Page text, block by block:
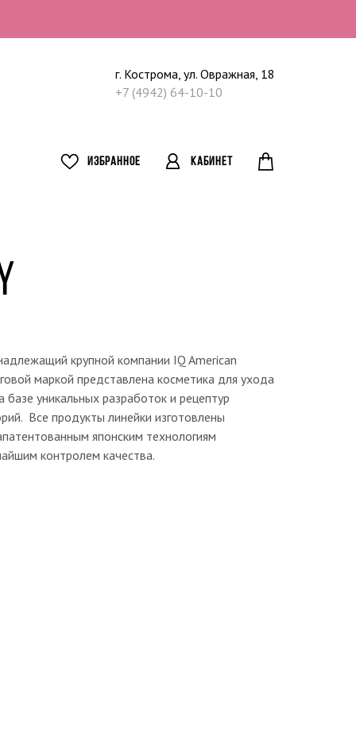
г. Кострома, ул. Овражная, 18
+7 (4942) 64-10-10
ИЗБРАННОЕ КАБИНЕТ
крупной компании IQ American
маркой представлена косметика для ухода
базе уникальных разработок и рецептур
Все продукты линейки изготовлены
японским технологиям
контролем качества.